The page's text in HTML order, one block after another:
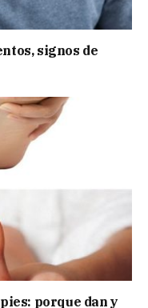
signos de
porque dan y